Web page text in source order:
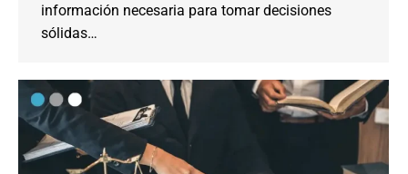
información necesaria para tomar decisiones
sólidas…